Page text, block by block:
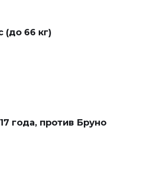
(до 66 кг)
года, против Бруно